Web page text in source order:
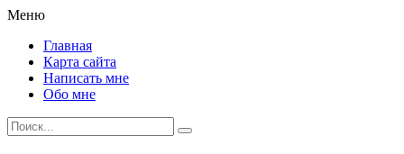
Меню
Главная
Карта сайта
Написать мне
Обо мне